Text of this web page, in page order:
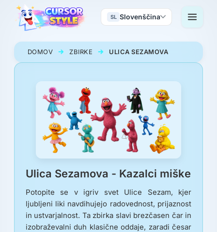
SL Slovenščina
DOMOV ZBIRKE ULICA SEZAMOVA
Ulica Sezamova - Kazalci miške
Potopite se v igriv svet Ulice Sezam, kjer
ljubljeni liki navdihujejo radovednost, prijaznost
in ustvarjalnost. Ta zbirka slavi brezčasen čar in
izobraževalni duh klasične oddaje, zaradi česar